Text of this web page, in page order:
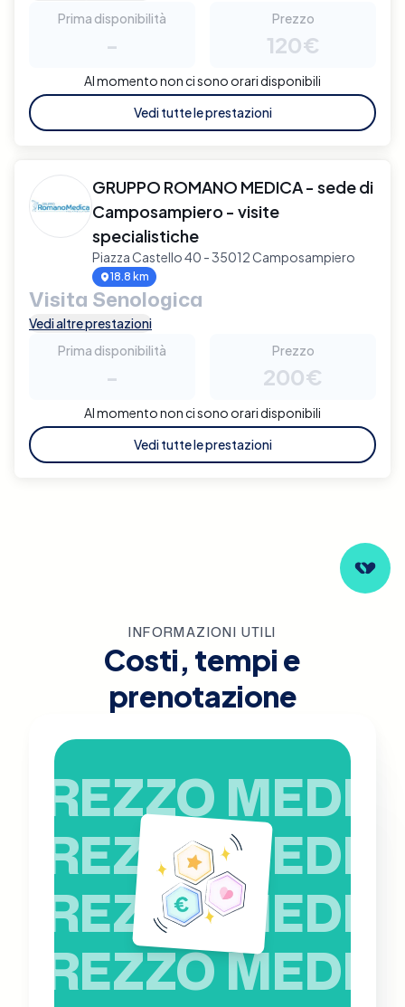
Prima disponibilità
-
Prezzo
120€
Al momento non ci sono orari disponibili
Vedi tutte le prestazioni
GRUPPO ROMANO MEDICA - sede di
Camposampiero - visite
specialistiche
Piazza Castello 40 - 35012 Camposampiero
18.8 km
Visita Senologica
Vedi altre prestazioni
Prima disponibilità
-
Prezzo
200€
Al momento non ci sono orari disponibili
Vedi tutte le prestazioni
INFORMAZIONI UTILI
Costi, tempi e
prenotazione
PREZZO MEDIO
PREZZO MEDIO
PREZZO MEDIO
PREZZO MEDIO